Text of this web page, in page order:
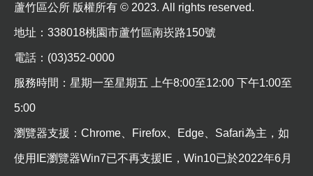
相
關
資
料
回
頁
網
蘆竹區公所 版權所有 © 2023. All rights reserved.
地址 ：338018桃園市蘆竹區南崁路150號
電話：(03)352-0000
服務時間：星期一至星期五 上午8:00至12:00 下午1:00至
5:00
瀏覽器支援：Chrome、Firefox、Edge、Safari為主，如
使用IE瀏覽器Win7已不再支援IE，Win10已於2022年6月